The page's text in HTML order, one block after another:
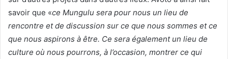
savoir que «ce Mungulu sera pour nous un lieu de
rencontre et de discussion sur ce que nous sommes et ce
que nous aspirons à être. Ce sera également un lieu de
culture où nous pourrons, à l’occasion, montrer ce qui